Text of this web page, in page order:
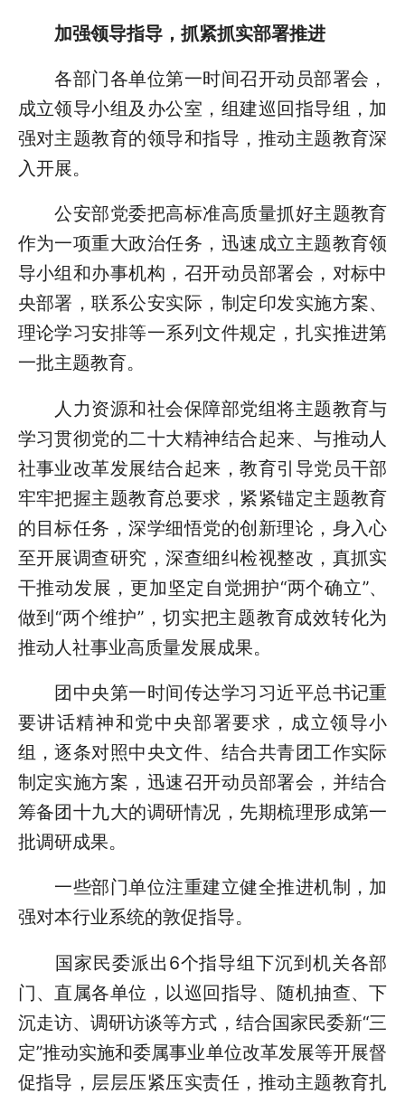
加强领导指导，抓紧抓实部署推进
各部门各单位第一时间召开动员部署会，
成立领导小组及办公室，组建巡回指导组，加
强对主题教育的领导和指导，推动主题教育深
入开展。
公安部党委把高标准高质量抓好主题教育
作为一项重大政治任务，迅速成立主题教育领
导小组和办事机构，召开动员部署会，对标中
央部署，联系公安实际，制定印发实施方案、
理论学习安排等一系列文件规定，扎实推进第
一批主题教育。
人力资源和社会保障部党组将主题教育与
学习贯彻党的二十大精神结合起来、与推动人
社事业改革发展结合起来，教育引导党员干部
牢牢把握主题教育总要求，紧紧锚定主题教育
的目标任务，深学细悟党的创新理论，身入心
至开展调查研究，深查细纠检视整改，真抓实
干推动发展，更加坚定自觉拥护“两个确立”、
做到“两个维护”，切实把主题教育成效转化为
推动人社事业高质量发展成果。
团中央第一时间传达学习习近平总书记重
要讲话精神和党中央部署要求，成立领导小
组，逐条对照中央文件、结合共青团工作实际
制定实施方案，迅速召开动员部署会，并结合
筹备团十九大的调研情况，先期梳理形成第一
批调研成果。
一些部门单位注重建立健全推进机制，加
强对本行业系统的敦促指导。
国家民委派出6个指导组下沉到机关各部
门、直属各单位，以巡回指导、随机抽查、下
沉走访、调研访谈等方式，结合国家民委新“三
定”推动实施和委属事业单位改革发展等开展督
促指导，层层压紧压实责任，推动主题教育扎